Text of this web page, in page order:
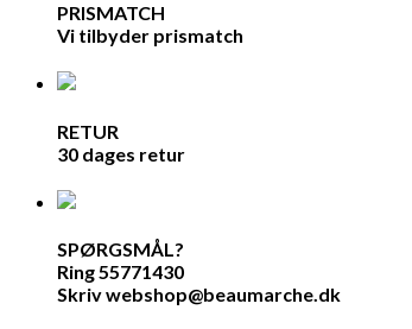
PRISMATCH
Vi tilbyder prismatch
RETUR
30 dages retur
SPØRGSMÅL?
Ring 55771430
Skriv webshop@beaumarche.dk